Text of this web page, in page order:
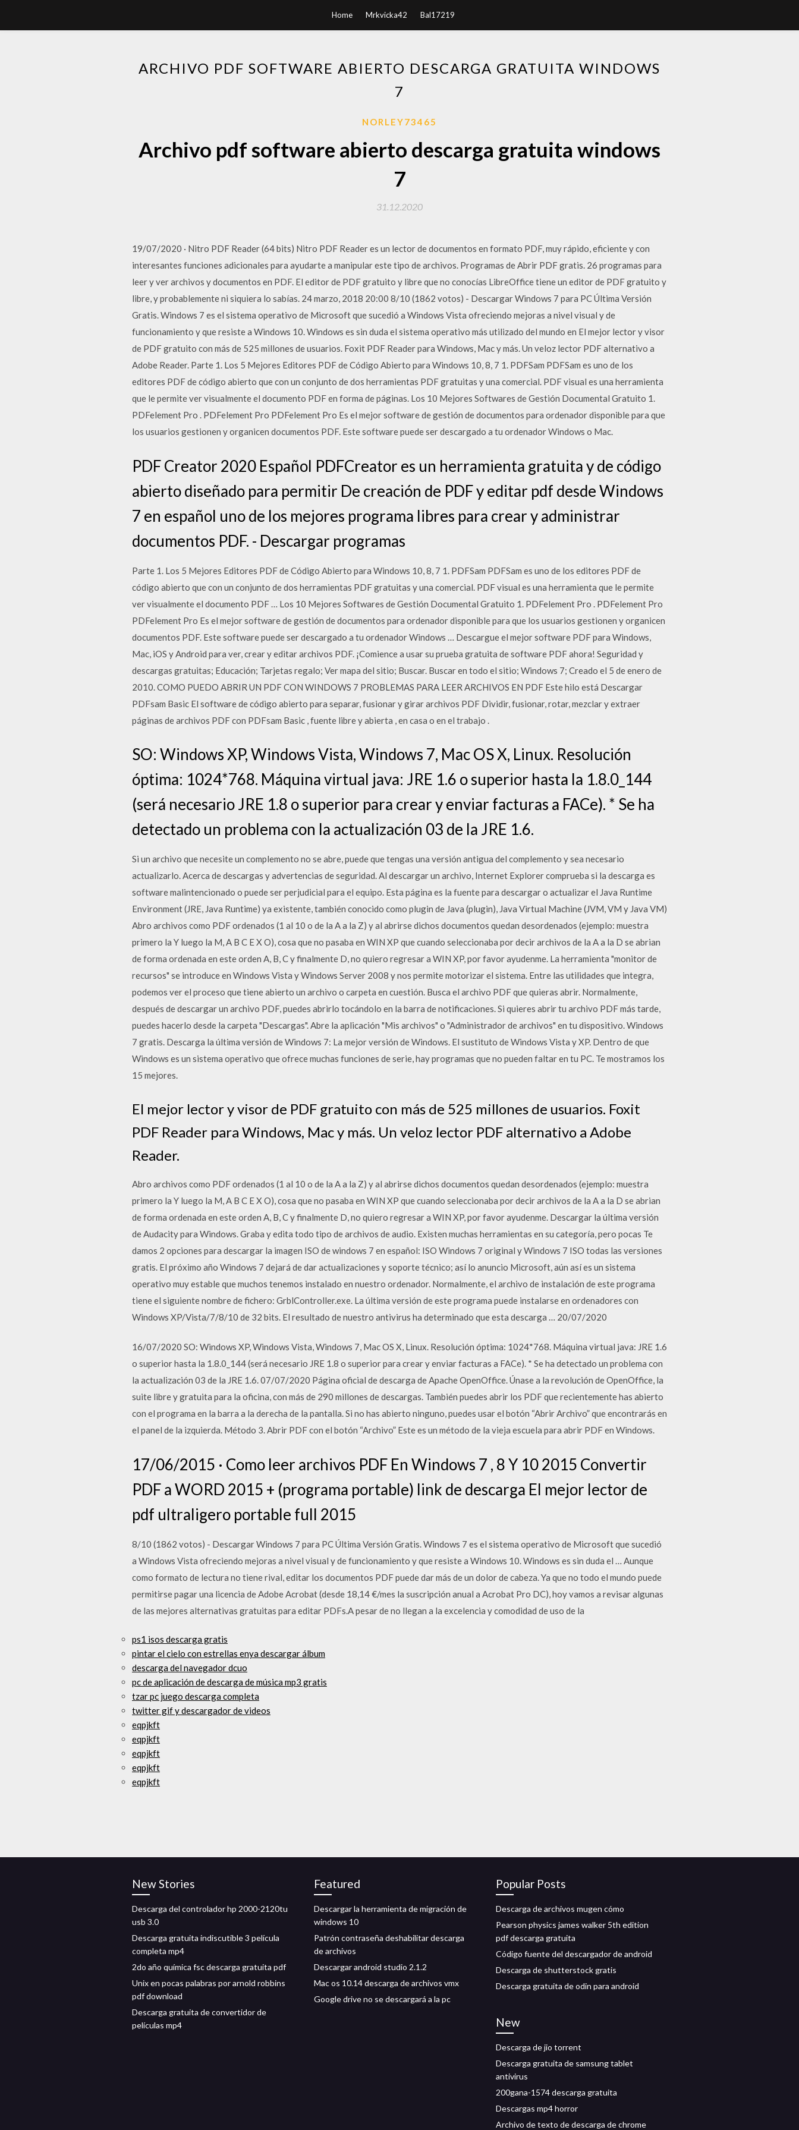
Home Mrkvicka42 Bal17219
ARCHIVO PDF SOFTWARE ABIERTO DESCARGA GRATUITA WINDOWS
7
NORLEY73465
Archivo pdf software abierto descarga gratuita windows
7
31.12.2020
19/07/2020 · Nitro PDF Reader (64 bits) Nitro PDF Reader es un lector de documentos en formato PDF, muy rápido, eficiente y con
interesantes funciones adicionales para ayudarte a manipular este tipo de archivos. Programas de Abrir PDF gratis. 26 programas para
leer y ver archivos y documentos en PDF. El editor de PDF gratuito y libre que no conocías LibreOffice tiene un editor de PDF gratuito y
libre, y probablemente ni siquiera lo sabías. 24 marzo, 2018 20:00 8/10 (1862 votos) - Descargar Windows 7 para PC Última Versión
Gratis. Windows 7 es el sistema operativo de Microsoft que sucedió a Windows Vista ofreciendo mejoras a nivel visual y de
funcionamiento y que resiste a Windows 10. Windows es sin duda el sistema operativo más utilizado del mundo en El mejor lector y visor
de PDF gratuito con más de 525 millones de usuarios. Foxit PDF Reader para Windows, Mac y más. Un veloz lector PDF alternativo a
Adobe Reader. Parte 1. Los 5 Mejores Editores PDF de Código Abierto para Windows 10, 8, 7 1. PDFSam PDFSam es uno de los
editores PDF de código abierto que con un conjunto de dos herramientas PDF gratuitas y una comercial. PDF visual es una herramienta
que le permite ver visualmente el documento PDF en forma de páginas. Los 10 Mejores Softwares de Gestión Documental Gratuito 1.
PDFelement Pro . PDFelement Pro PDFelement Pro Es el mejor software de gestión de documentos para ordenador disponible para que
los usuarios gestionen y organicen documentos PDF. Este software puede ser descargado a tu ordenador Windows o Mac.
PDF Creator 2020 Español PDFCreator es un herramienta gratuita y de código
abierto diseñado para permitir De creación de PDF y editar pdf desde Windows
7 en español uno de los mejores programa libres para crear y administrar
documentos PDF. - Descargar programas
Parte 1. Los 5 Mejores Editores PDF de Código Abierto para Windows 10, 8, 7 1. PDFSam PDFSam es uno de los editores PDF de
código abierto que con un conjunto de dos herramientas PDF gratuitas y una comercial. PDF visual es una herramienta que le permite
ver visualmente el documento PDF … Los 10 Mejores Softwares de Gestión Documental Gratuito 1. PDFelement Pro . PDFelement Pro
PDFelement Pro Es el mejor software de gestión de documentos para ordenador disponible para que los usuarios gestionen y organicen
documentos PDF. Este software puede ser descargado a tu ordenador Windows … Descargue el mejor software PDF para Windows,
Mac, iOS y Android para ver, crear y editar archivos PDF. ¡Comience a usar su prueba gratuita de software PDF ahora! Seguridad y
descargas gratuitas; Educación; Tarjetas regalo; Ver mapa del sitio; Buscar. Buscar en todo el sitio; Windows 7; Creado el 5 de enero de
2010. COMO PUEDO ABRIR UN PDF CON WINDOWS 7 PROBLEMAS PARA LEER ARCHIVOS EN PDF Este hilo está Descargar
PDFsam Basic El software de código abierto para separar, fusionar y girar archivos PDF Dividir, fusionar, rotar, mezclar y extraer
páginas de archivos PDF con PDFsam Basic , fuente libre y abierta , en casa o en el trabajo .
SO: Windows XP, Windows Vista, Windows 7, Mac OS X, Linux. Resolución
óptima: 1024*768. Máquina virtual java: JRE 1.6 o superior hasta la 1.8.0_144
(será necesario JRE 1.8 o superior para crear y enviar facturas a FACe). * Se ha
detectado un problema con la actualización 03 de la JRE 1.6.
Si un archivo que necesite un complemento no se abre, puede que tengas una versión antigua del complemento y sea necesario
actualizarlo. Acerca de descargas y advertencias de seguridad. Al descargar un archivo, Internet Explorer comprueba si la descarga es
software malintencionado o puede ser perjudicial para el equipo. Esta página es la fuente para descargar o actualizar el Java Runtime
Environment (JRE, Java Runtime) ya existente, también conocido como plugin de Java (plugin), Java Virtual Machine (JVM, VM y Java VM)
Abro archivos como PDF ordenados (1 al 10 o de la A a la Z) y al abrirse dichos documentos quedan desordenados (ejemplo: muestra
primero la Y luego la M, A B C E X O), cosa que no pasaba en WIN XP que cuando seleccionaba por decir archivos de la A a la D se abrian
de forma ordenada en este orden A, B, C y finalmente D, no quiero regresar a WIN XP, por favor ayudenme. La herramienta "monitor de
recursos" se introduce en Windows Vista y Windows Server 2008 y nos permite motorizar el sistema. Entre las utilidades que integra,
podemos ver el proceso que tiene abierto un archivo o carpeta en cuestión. Busca el archivo PDF que quieras abrir. Normalmente,
después de descargar un archivo PDF, puedes abrirlo tocándolo en la barra de notificaciones. Si quieres abrir tu archivo PDF más tarde,
puedes hacerlo desde la carpeta "Descargas". Abre la aplicación "Mis archivos" o "Administrador de archivos" en tu dispositivo. Windows
7 gratis. Descarga la última versión de Windows 7: La mejor versión de Windows. El sustituto de Windows Vista y XP. Dentro de que
Windows es un sistema operativo que ofrece muchas funciones de serie, hay programas que no pueden faltar en tu PC. Te mostramos los
15 mejores.
El mejor lector y visor de PDF gratuito con más de 525 millones de usuarios. Foxit
PDF Reader para Windows, Mac y más. Un veloz lector PDF alternativo a Adobe
Reader.
Abro archivos como PDF ordenados (1 al 10 o de la A a la Z) y al abrirse dichos documentos quedan desordenados (ejemplo: muestra
primero la Y luego la M, A B C E X O), cosa que no pasaba en WIN XP que cuando seleccionaba por decir archivos de la A a la D se abrian
de forma ordenada en este orden A, B, C y finalmente D, no quiero regresar a WIN XP, por favor ayudenme. Descargar la última versión
de Audacity para Windows. Graba y edita todo tipo de archivos de audio. Existen muchas herramientas en su categoría, pero pocas Te
damos 2 opciones para descargar la imagen ISO de windows 7 en español: ISO Windows 7 original y Windows 7 ISO todas las versiones
gratis. El próximo año Windows 7 dejará de dar actualizaciones y soporte técnico; así lo anuncio Microsoft, aún así es un sistema
operativo muy estable que muchos tenemos instalado en nuestro ordenador. Normalmente, el archivo de instalación de este programa
tiene el siguiente nombre de fichero: GrblController.exe. La última versión de este programa puede instalarse en ordenadores con
Windows XP/Vista/7/8/10 de 32 bits. El resultado de nuestro antivirus ha determinado que esta descarga … 20/07/2020
16/07/2020 SO: Windows XP, Windows Vista, Windows 7, Mac OS X, Linux. Resolución óptima: 1024*768. Máquina virtual java: JRE 1.6
o superior hasta la 1.8.0_144 (será necesario JRE 1.8 o superior para crear y enviar facturas a FACe). * Se ha detectado un problema con
la actualización 03 de la JRE 1.6. 07/07/2020 Página oficial de descarga de Apache OpenOffice. Únase a la revolución de OpenOffice, la
suite libre y gratuita para la oficina, con más de 290 millones de descargas. También puedes abrir los PDF que recientemente has abierto
con el programa en la barra a la derecha de la pantalla. Si no has abierto ninguno, puedes usar el botón “Abrir Archivo” que encontrarás en
el panel de la izquierda. Método 3. Abrir PDF con el botón “Archivo” Este es un método de la vieja escuela para abrir PDF en Windows.
17/06/2015 · Como leer archivos PDF En Windows 7 , 8 Y 10 2015 Convertir
PDF a WORD 2015 + (programa portable) link de descarga El mejor lector de
pdf ultraligero portable full 2015
8/10 (1862 votos) - Descargar Windows 7 para PC Última Versión Gratis. Windows 7 es el sistema operativo de Microsoft que sucedió
a Windows Vista ofreciendo mejoras a nivel visual y de funcionamiento y que resiste a Windows 10. Windows es sin duda el … Aunque
como formato de lectura no tiene rival, editar los documentos PDF puede dar más de un dolor de cabeza. Ya que no todo el mundo puede
permitirse pagar una licencia de Adobe Acrobat (desde 18,14 €/mes la suscripción anual a Acrobat Pro DC), hoy vamos a revisar algunas
de las mejores alternativas gratuitas para editar PDFs.A pesar de no llegan a la excelencia y comodidad de uso de la
ps1 isos descarga gratis
pintar el cielo con estrellas enya descargar álbum
descarga del navegador dcuo
pc de aplicación de descarga de música mp3 gratis
tzar pc juego descarga completa
twitter gif y descargador de videos
eqpjkft
eqpjkft
eqpjkft
eqpjkft
eqpjkft
New Stories
Descarga del controlador hp 2000-2120tu
usb 3.0
Descarga gratuita indiscutible 3 película
completa mp4
2do año química fsc descarga gratuita pdf
Unix en pocas palabras por arnold robbins
pdf download
Descarga gratuita de convertidor de
películas mp4
Featured
Descargar la herramienta de migración de
windows 10
Patrón contraseña deshabilitar descarga
de archivos
Descargar android studio 2.1.2
Mac os 10.14 descarga de archivos vmx
Google drive no se descargará a la pc
Popular Posts
Descarga de archivos mugen cómo
Pearson physics james walker 5th edition
pdf descarga gratuita
Código fuente del descargador de android
Descarga de shutterstock gratis
Descarga gratuita de odin para android
New
Descarga de jio torrent
Descarga gratuita de samsung tablet
antivirus
200gana-1574 descarga gratuita
Descargas mp4 horror
Archivo de texto de descarga de chrome